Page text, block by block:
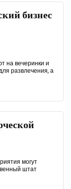
бизнес
на вечеринки и
развлечения, а
могут
штат